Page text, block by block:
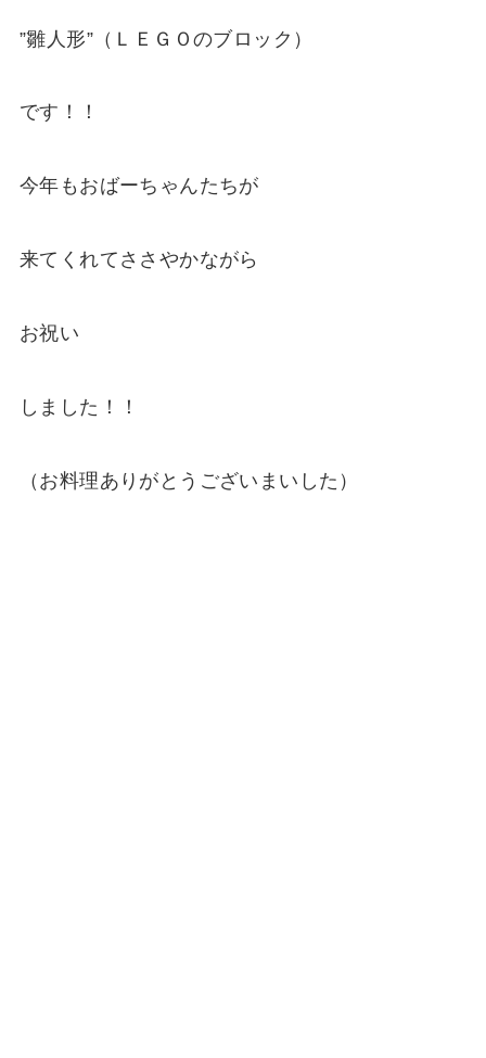
”雛人形”（ＬＥＧＯのブロック）
です！！
今年もおばーちゃんたちが
来てくれてささやかながら
お祝い
しました！！
（お料理ありがとうございまいした）